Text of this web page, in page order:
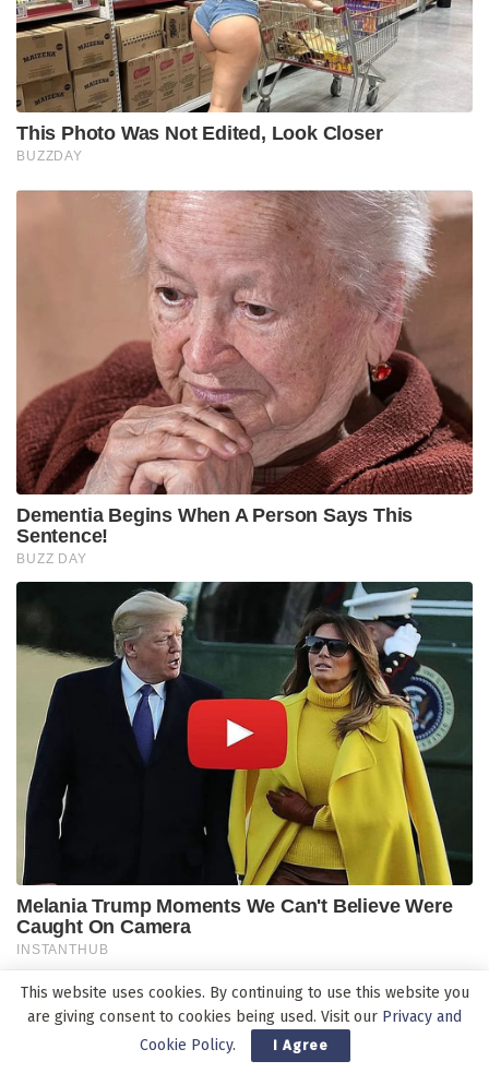
Pos-pos Terbaru
This website uses cookies. By continuing to use this website you
are giving consent to cookies being used. Visit our Privacy and
Cookie Policy. I Agree